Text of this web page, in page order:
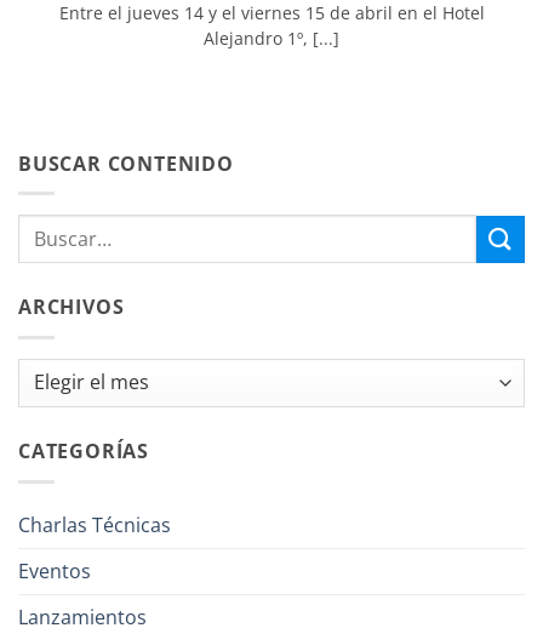
Entre el jueves 14 y el viernes 15 de abril en el Hotel
Alejandro 1º, [...]
BUSCAR CONTENIDO
ARCHIVOS
Archivos
CATEGORÍAS
Charlas Técnicas
Eventos
Lanzamientos